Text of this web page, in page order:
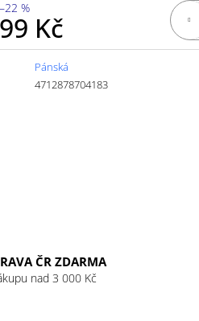
%
Kč
Pánská
4712878704183
ČR ZDARMA
nad 3 000 Kč